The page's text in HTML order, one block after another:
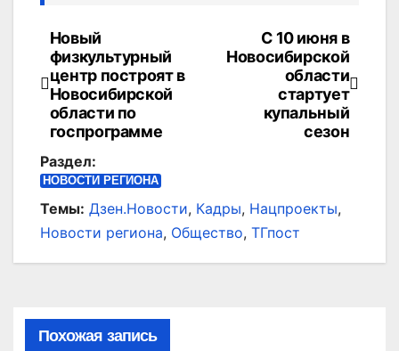
Навигация
по
записям
С 10 июня в
Новосибирской
области
стартует
купальный
сезон
Новый
физкультурный
центр построят в
Новосибирской
области по
госпрограмме
Раздел:
НОВОСТИ РЕГИОНА
Темы: Дзен.Новости, Кадры, Нацпроекты,
Новости региона, Общество, ТГпост
Похожая запись